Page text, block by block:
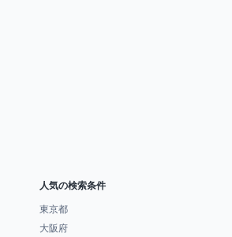
人気の検索条件
東京都
大阪府